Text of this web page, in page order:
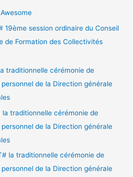
19ème session ordinaire du Conseil
de Formation des Collectivités
traditionnelle cérémonie de
de la Direction générale
la traditionnelle cérémonie de
de la Direction générale
la traditionnelle cérémonie de
de la Direction générale